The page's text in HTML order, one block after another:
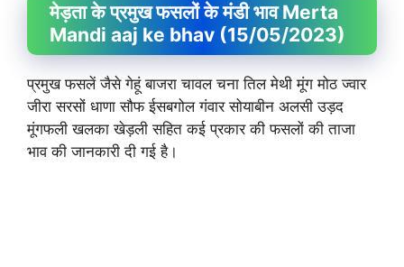
मेड़ता के प्रमुख फसलों के मंडी भाव Merta
Mandi aaj ke bhav (15/05/2023)
प्रमुख फसलें जैसे गेहूं बाजरा चावल चना तिल मेथी मूंग मोठ ज्वार
जीरा सरसों धाणा सौफ ईसबगोल गंवार सोयाबीन अलसी उड़द
मूंगफली खलका खेड़ली सहित कई प्रकार की फसलों की ताजा
भाव की जानकारी दी गई है।